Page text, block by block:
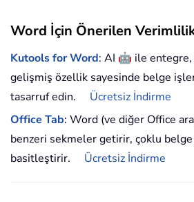
Word İçin Önerilen
Kutools for Word: AI 🤖 ile
gelişmiş özellik sayesinde belge
tasarruf edin.
Ücretsiz İndirme
Office Tab: Word (ve diğer Office
benzeri sekmeler getirir, çoklu
basitleştirir.
Ücretsiz İndirme